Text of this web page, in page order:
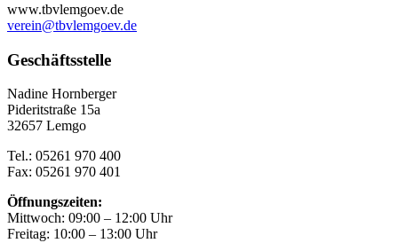
www.tbvlemgoev.de
verein@tbvlemgoev.de
Geschäftsstelle
Nadine Hornberger
Pideritstraße 15a
32657 Lemgo
Tel.: 05261 970 400
Fax: 05261 970 401
Öffnungszeiten:
Mittwoch: 09:00 – 12:00 Uhr
Freitag: 10:00 – 13:00 Uhr